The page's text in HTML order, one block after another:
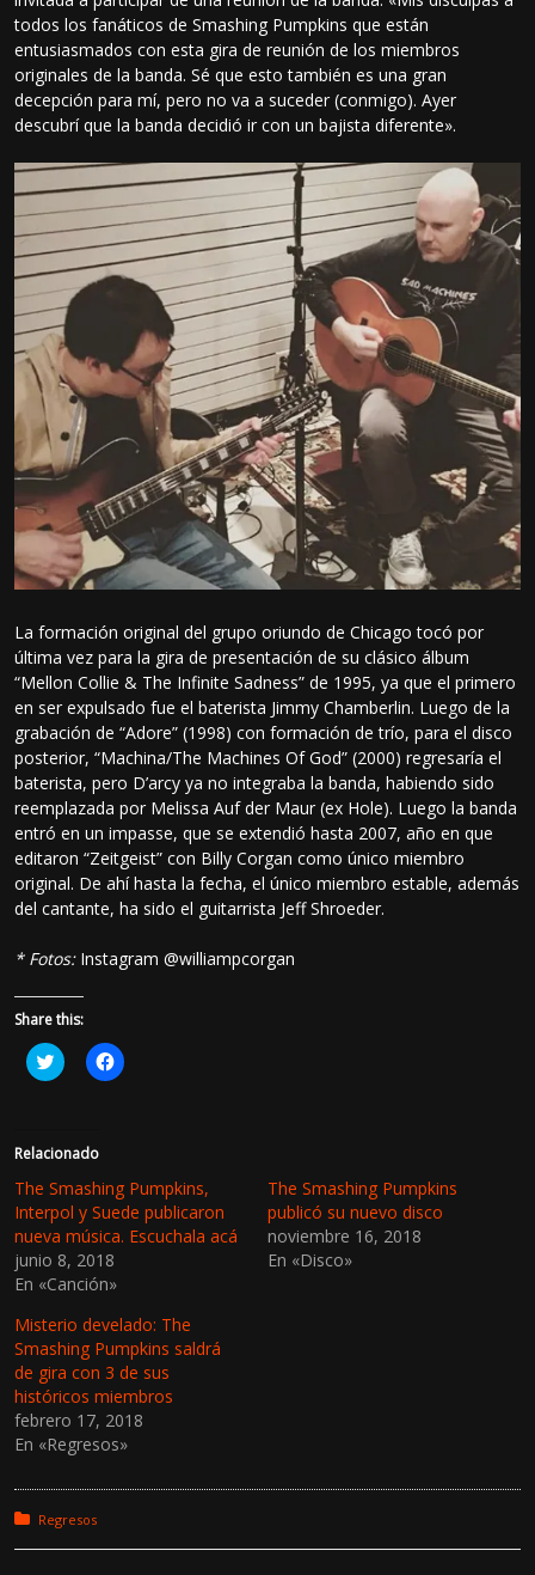
todos los fanáticos de Smashing Pumpkins que están
entusiasmados con esta gira de reunión de los miembros
originales de la banda. Sé que esto también es una gran
decepción para mí, pero no va a suceder (conmigo). Ayer
descubrí que la banda decidió ir con un bajista diferente».
La formación original del grupo oriundo de Chicago tocó por
última vez para la gira de presentación de su clásico álbum
“Mellon Collie & The Infinite Sadness” de 1995, ya que el primero
en ser expulsado fue el baterista Jimmy Chamberlin. Luego de la
grabación de “Adore” (1998) con formación de trío, para el disco
posterior, “Machina/The Machines Of God” (2000) regresaría el
baterista, pero D’arcy ya no integraba la banda, habiendo sido
reemplazada por Melissa Auf der Maur (ex Hole). Luego la banda
entró en un impasse, que se extendió hasta 2007, año en que
editaron “Zeitgeist” con Billy Corgan como único miembro
original. De ahí hasta la fecha, el único miembro estable, además
del cantante, ha sido el guitarrista Jeff Shroeder.
* Fotos:Instagram @williampcorgan
Share this:
H
a
c
a
r
a
c
o
m
p
a
t
i
r
e
n
T
w
i
t
r
S
a
H
a
a
r
a
c
o
a
t
i
r
e
n
F
a
c
e
o
e
Relacionado
The Smashing Pumpkins,
Interpol y Suede publicaron
nueva música. Escuchala acá
junio 8, 2018
En «Canción»
The Smashing Pumpkins
publicó su nuevo disco
noviembre 16, 2018
En «Disco»
Misterio develado: The
Smashing Pumpkins saldrá
de gira con 3 de sus
históricos miembros
febrero 17, 2018
En «Regresos»
Posted in:
Regresos